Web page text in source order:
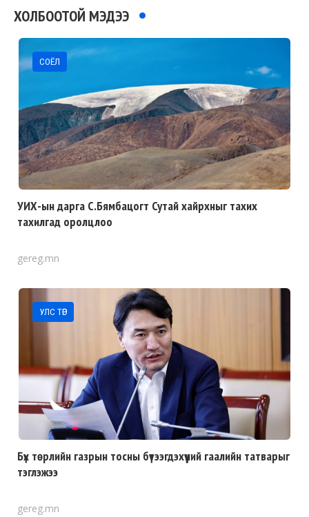
ХОЛБООТОЙ МЭДЭЭ
СОЁЛ
УИХ-ын дарга С.Бямбацогт Сутай хайрхныг тахих
тахилгад оролцлоо
gereg.mn
УЛС ТӨР
Бүх төрлийн газрын тосны бүтээгдэхүүний гаалийн татварыг
тэглэжээ
gereg.mn